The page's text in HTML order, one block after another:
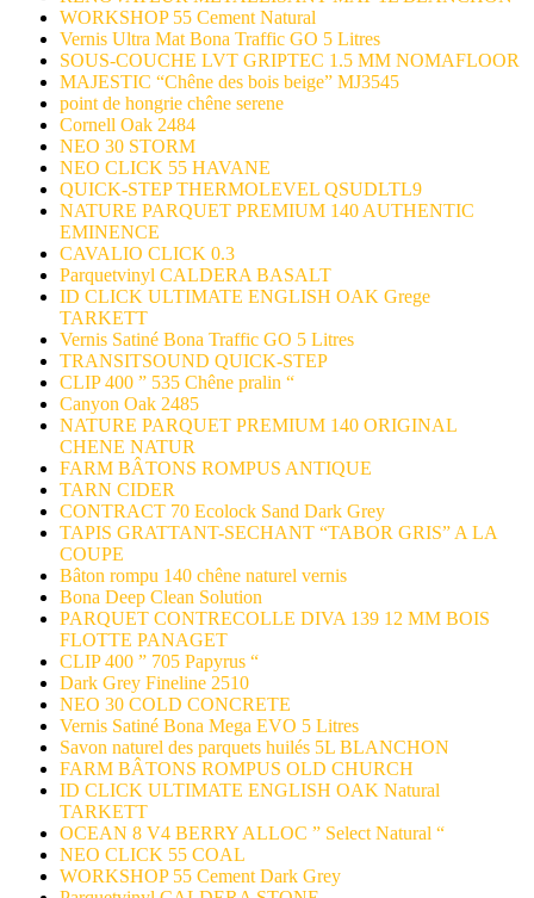
WORKSHOP 55 Cement Natural
Vernis Ultra Mat Bona Traffic GO 5 Litres
SOUS-COUCHE LVT GRIPTEC 1.5 MM NOMAFLOOR
MAJESTIC “Chêne des bois beige” MJ3545
point de hongrie chêne serene
Cornell Oak 2484
NEO 30 STORM
NEO CLICK 55 HAVANE
QUICK-STEP THERMOLEVEL QSUDLTL9
NATURE PARQUET PREMIUM 140 AUTHENTIC
EMINENCE
CAVALIO CLICK 0.3
Parquetvinyl CALDERA BASALT
ID CLICK ULTIMATE ENGLISH OAK Grege
TARKETT
Vernis Satiné Bona Traffic GO 5 Litres
TRANSITSOUND QUICK-STEP
CLIP 400 ” 535 Chêne pralin “
Canyon Oak 2485
NATURE PARQUET PREMIUM 140 ORIGINAL
CHENE NATUR
FARM BÂTONS ROMPUS ANTIQUE
TARN CIDER
CONTRACT 70 Ecolock Sand Dark Grey
TAPIS GRATTANT-SECHANT “TABOR GRIS” A LA
COUPE
Bâton rompu 140 chêne naturel vernis
Bona Deep Clean Solution
PARQUET CONTRECOLLE DIVA 139 12 MM BOIS
FLOTTE PANAGET
CLIP 400 ” 705 Papyrus “
Dark Grey Fineline 2510
NEO 30 COLD CONCRETE
Vernis Satiné Bona Mega EVO 5 Litres
Savon naturel des parquets huilés 5L BLANCHON
FARM BÂTONS ROMPUS OLD CHURCH
ID CLICK ULTIMATE ENGLISH OAK Natural
TARKETT
OCEAN 8 V4 BERRY ALLOC ” Select Natural “
NEO CLICK 55 COAL
WORKSHOP 55 Cement Dark Grey